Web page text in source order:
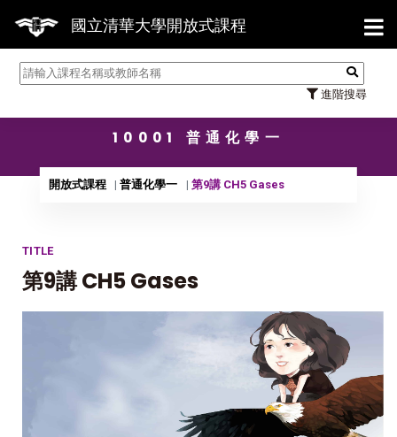
國立清華大學開放式課程
進階搜尋
【
10001 普通化學一
開放式課程 普通化學一 第9講 CH5 Gases
TITLE
第9講 CH5 Gases